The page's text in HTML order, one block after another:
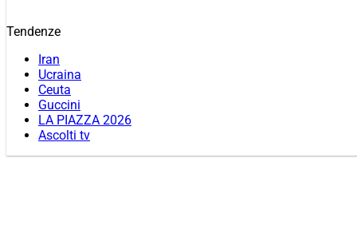
Tendenze
Iran
Ucraina
Ceuta
Guccini
LA PIAZZA 2026
Ascolti tv